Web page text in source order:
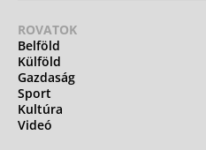
ROVATOK
Belföld
Külföld
Gazdaság
Sport
Kultúra
Videó